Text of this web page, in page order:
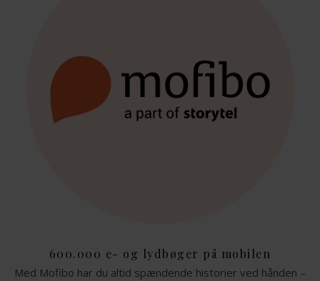
600.000 e- og lydbøger på mobilen
Med Mofibo har du altid spændende historier ved hånden –